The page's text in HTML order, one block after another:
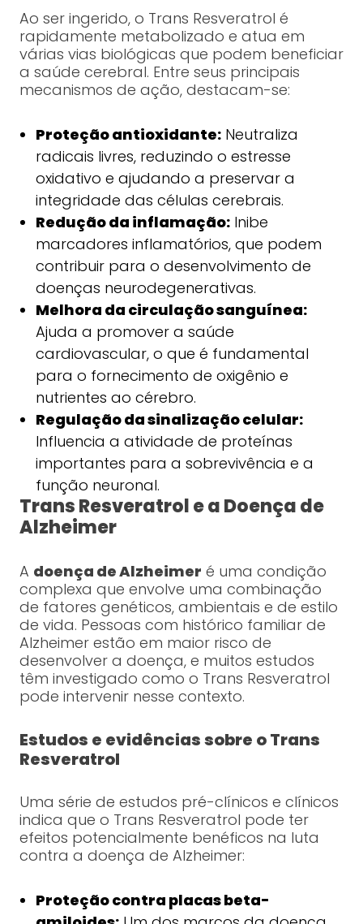
Ao ser ingerido, o Trans Resveratrol é
rapidamente metabolizado e atua em
várias vias biológicas que podem beneficiar
a saúde cerebral. Entre seus principais
mecanismos de ação, destacam-se:
Proteção antioxidante:Neutraliza
radicais livres, reduzindo o estresse
oxidativo e ajudando a preservar a
integridade das células cerebrais.
Redução da inflamação:Inibe
marcadores inflamatórios, que podem
contribuir para o desenvolvimento de
doenças neurodegenerativas.
Melhora da circulação sanguínea:
Ajuda a promover a saúde
cardiovascular, o que é fundamental
para o fornecimento de oxigênio e
nutrientes ao cérebro.
Regulação da sinalização celular:
Influencia a atividade de proteínas
importantes para a sobrevivência e a
função neuronal.
Trans Resveratrol e a Doença de
Alzheimer
A doença de Alzheimer é uma condição
complexa que envolve uma combinação
de fatores genéticos, ambientais e de estilo
de vida. Pessoas com histórico familiar de
Alzheimer estão em maior risco de
desenvolver a doença, e muitos estudos
têm investigado como o Trans Resveratrol
pode intervenir nesse contexto.
Estudos e evidências sobre o Trans
Resveratrol
Uma série de estudos pré-clínicos e clínicos
indica que o Trans Resveratrol pode ter
efeitos potencialmente benéficos na luta
contra a doença de Alzheimer:
Proteção contra placas beta-